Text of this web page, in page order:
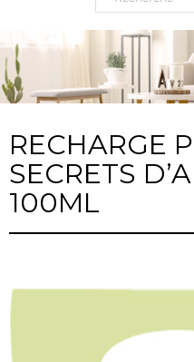
RECHARGE
SECRETS
100ML